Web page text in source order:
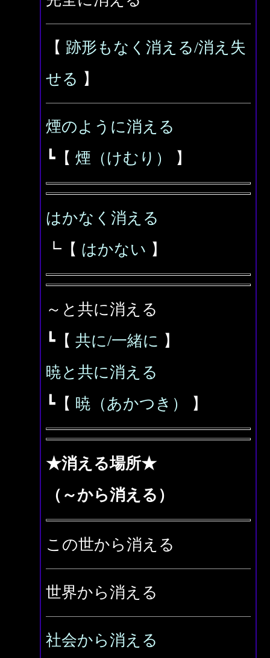
【 跡形もなく消える/消え失
せる 】
煙のように消える
┗【 煙（けむり） 】
はかなく消える
┗【 はかない 】
～と共に消える
┗【 共に/一緒に 】
暁と共に消える
┗【 暁（あかつき） 】
★消える場所★
（～から消える）
この世から消える
世界から消える
社会から消える